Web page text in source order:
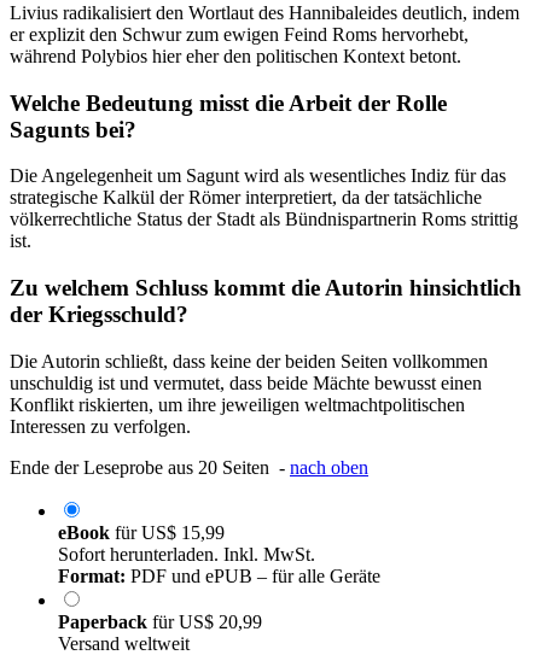
Livius radikalisiert den Wortlaut des Hannibaleides deutlich, indem
er explizit den Schwur zum ewigen Feind Roms hervorhebt,
während Polybios hier eher den politischen Kontext betont.
Welche Bedeutung misst die Arbeit der Rolle
Sagunts bei?
Die Angelegenheit um Sagunt wird als wesentliches Indiz für das
strategische Kalkül der Römer interpretiert, da der tatsächliche
völkerrechtliche Status der Stadt als Bündnispartnerin Roms strittig
ist.
Zu welchem Schluss kommt die Autorin hinsichtlich
der Kriegsschuld?
Die Autorin schließt, dass keine der beiden Seiten vollkommen
unschuldig ist und vermutet, dass beide Mächte bewusst einen
Konflikt riskierten, um ihre jeweiligen weltmachtpolitischen
Interessen zu verfolgen.
Ende der Leseprobe aus 20 Seiten - nach oben
eBook fürUS$ 15,99
Sofort herunterladen. Inkl. MwSt.
Format: PDF und ePUB – für alle Geräte
Paperback fürUS$ 20,99
Versand weltweit